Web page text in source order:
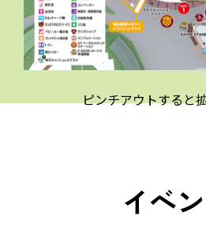
ピンチアウトすると
イベ